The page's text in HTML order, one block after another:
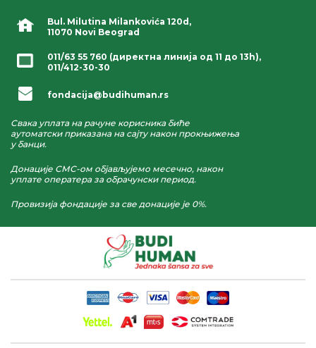
Bul. Milutina Milankovića 120d,
11070 Novi Beograd
011/63 55 760 (директна линија од 11 до 13h),
011/412-30-30
fondacija@budihuman.rs
Свака уплата на рачуне корисника биће
аутоматски приказана на сајту након прокњижења
у банци.
Донације СМС-ом објављујемо месечно, након
уплате оператера за обрачунски период.
Провизија фондације за све донације је 0%.